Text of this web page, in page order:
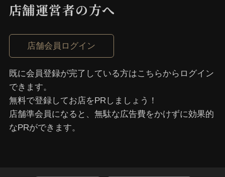
店舗運営者の⽅へ
店舗会員ログイン
既に会員登録が完了している⽅はこちらからログイン
できます。
無料で登録してお店をPRしましょう！
店舗準会員になると、無駄な広告費をかけずに効果的
なPRができます。